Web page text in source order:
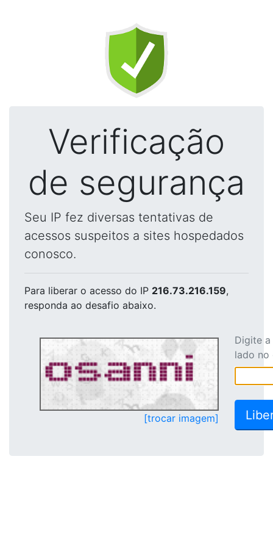
Verificação
de segurança
Seu IP fez diversas tentativas de
acessos suspeitos a sites hospedados
conosco.
Para liberar o acesso do IP 216.73.216.159,
responda ao desafio abaixo.
[trocar imagem]
Digite
lado no